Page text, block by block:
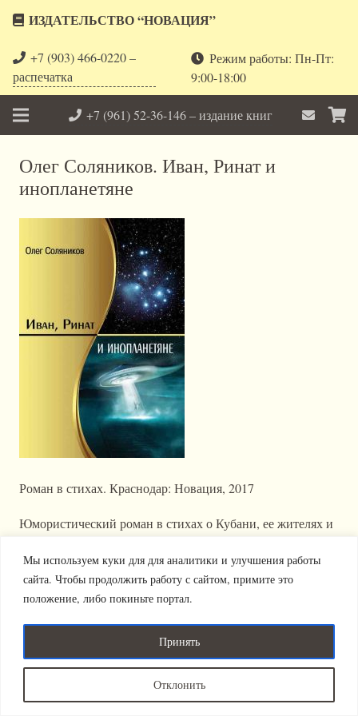
Мы используем куки для для аналитики и улучшения работы
сайта. Чтобы продолжить работу с сайтом, примите это
положение, либо покиньте портал.
Отклонить
Принять
ИЗДАТЕЛЬСТВО “НОВАЦИЯ”
+7 (903) 466-0220 –
распечатка
Режим работы: Пн-Пт:
9:00-18:00
+7 (961) 52-36-146 – издание книг
Олег Соляников. Иван, Ринат и
инопланетяне
Роман в стихах. Краснодар: Новация, 2017
Юмористический роман в стихах о Кубани, ее жителях и
Издательство "Новация" 2011-2025 (с).
Все права защищены.
конфиденциальности